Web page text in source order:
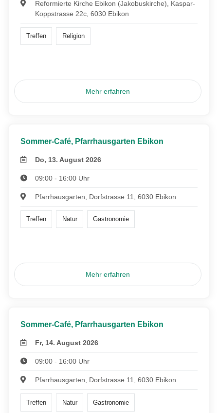
Reformierte Kirche Ebikon (Jakobuskirche), Kaspar-
Koppstrasse 22c, 6030 Ebikon
Treffen Religion
Mehr erfahren
Sommer-Café, Pfarrhausgarten Ebikon
Do, 13. August 2026
09:00 - 16:00 Uhr
Pfarrhausgarten, Dorfstrasse 11, 6030 Ebikon
Treffen Natur Gastronomie
Mehr erfahren
Sommer-Café, Pfarrhausgarten Ebikon
Fr, 14. August 2026
09:00 - 16:00 Uhr
Pfarrhausgarten, Dorfstrasse 11, 6030 Ebikon
Treffen Natur Gastronomie